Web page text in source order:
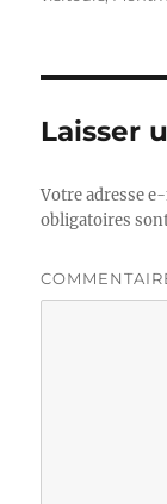
Laisser
Votre adresse
obligatoires